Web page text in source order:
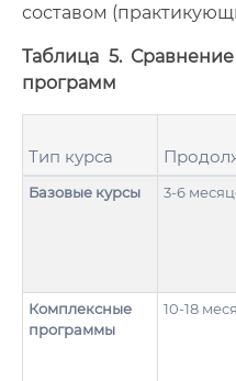
составом
Таблица 5.
программ
Тип курса
Базовые курсы 3-6
Комплексные
программы
10-18